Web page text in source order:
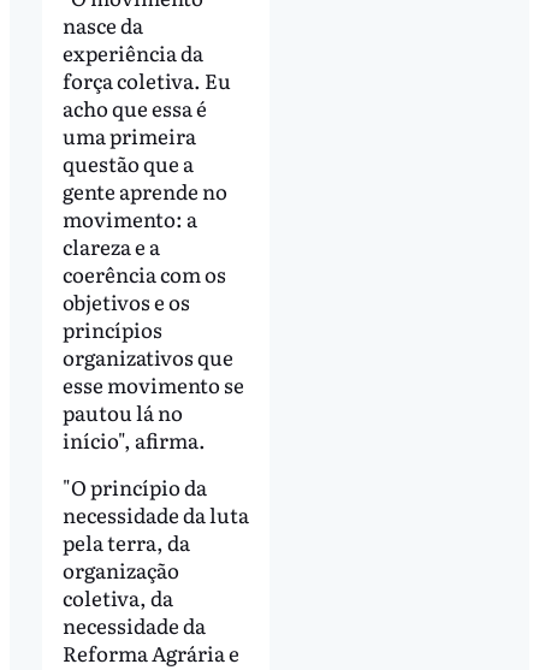
nasce da
experiência da
força coletiva. Eu
acho que essa é
uma primeira
questão que a
gente aprende no
movimento: a
clareza e a
coerência com os
objetivos e os
princípios
organizativos que
esse movimento se
pautou lá no
início", afirma.
"O princípio da
necessidade da luta
pela terra, da
organização
coletiva, da
necessidade da
Reforma Agrária e